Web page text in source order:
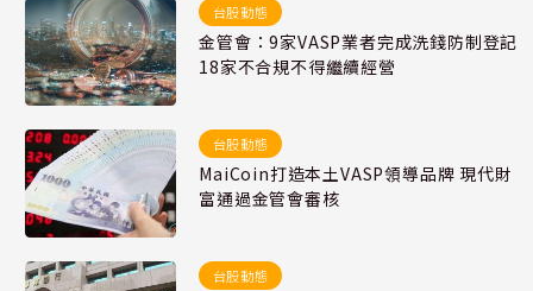
台股動態
金管會：9家VASP業者完成洗錢防制登記
18家不合規不得繼續經營
台股動態
MaiCoin打造本土VASP領導品牌 現代財
富通過金管會審核
台股動態